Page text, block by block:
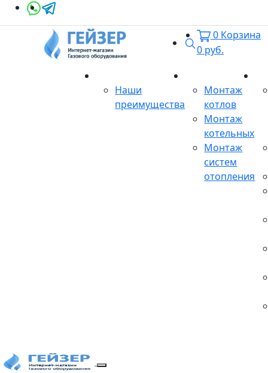
Поиск
0 Корзина
0 руб.
Наши
преимущества
Монтаж
котлов
Монтаж
котельных
Монтаж
систем
отопления